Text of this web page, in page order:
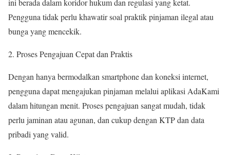
ini berada dalam koridor hukum dan regulasi yang ketat.
Pengguna tidak perlu khawatir soal praktik pinjaman ilegal atau
bunga yang mencekik.
Proses Pengajuan Cepat dan Praktis
Dengan hanya bermodalkan smartphone dan koneksi internet,
pengguna dapat mengajukan pinjaman melalui aplikasi AdaKami
dalam hitungan menit. Proses pengajuan sangat mudah, tidak
perlu jaminan atau agunan, dan cukup dengan KTP dan data
pribadi yang valid.